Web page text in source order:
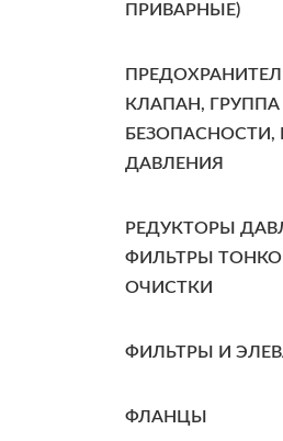
ПРИВАРНЫЕ)
КЛАПАН, ГРУППА
БЕЗОПАСНОСТИ,
ДАВЛЕНИЯ
РЕДУКТОРЫ
ФИЛЬТРЫ
ОЧИСТКИ
ФИЛЬТРЫ И
ФЛАНЦЫ